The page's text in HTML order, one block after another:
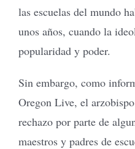
las escuelas del mundo
unos años, cuando la
popularidad y poder.
Sin embargo, como
Oregon Live, el
rechazo por parte de
maestros y padres de